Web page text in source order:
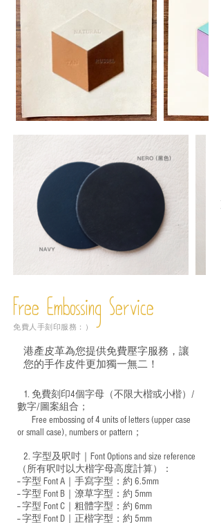
Free Embossing Service
免費人手刻印服務：）
港產皮革為您提供免費壓字服務，讓
您的手作皮件更加獨一無二！
1. 免費刻印4個字母（不限大楷或小楷）/
數字/圖案組合；
Free embossing of 4 units of letters (upper case
or small case), numbers or pattern；
2. 字型及呎吋｜ Font Options and size reference
（所有呎吋以大楷字母高度計算）：
-- 字型 Font A｜手寫字型：約 6.5mm
-- 字型 Font B｜潦草字型： 約 5mm
-- 字型 Font C｜粗體字型：約 6mm
-- 字型 Font D｜正楷字型： 約 5mm